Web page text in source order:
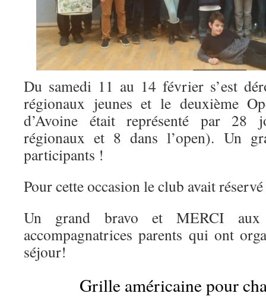
Du samedi 11 au 14 février s’est
régionaux jeunes et le deuxième
d’Avoine était représenté par 28
régionaux et 8 dans l’open). Un
participants !
Pour cette occasion le club avait
Un grand bravo et MERCI aux
accompagnatrices parents qui ont
séjour!
Grille américaine pour